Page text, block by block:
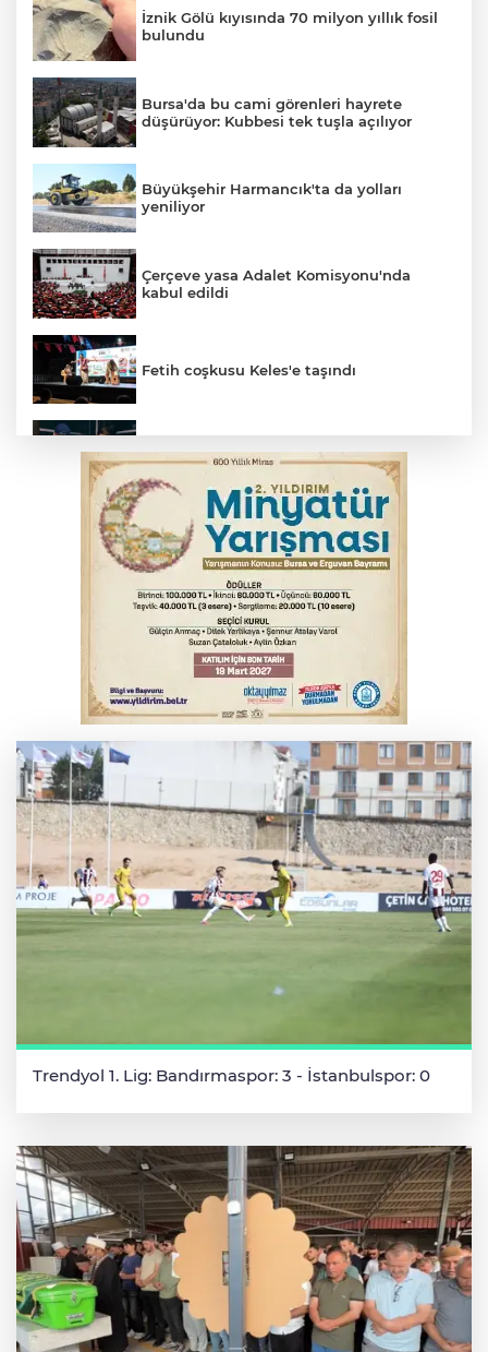
İznik Gölü kıyısında 70 milyon yıllık fosil
bulundu
Bursa'da bu cami görenleri hayrete
düşürüyor: Kubbesi tek tuşla açılıyor
Büyükşehir Harmancık'ta da yolları
yeniliyor
Çerçeve yasa Adalet Komisyonu'nda
kabul edildi
Fetih coşkusu Keles'e taşındı
kişi tutuklandı
İnegöl’de yangın paniği! Apartmana
sıçrayan alevler söndürüldü
Elektrik akımına kapılan işçi hayatını
kaybetti
Serbest piyasada döviz fiyatları
Trendyol 1. Lig: Bandırmaspor: 3 - İstanbulspor: 0